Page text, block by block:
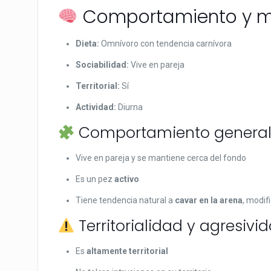
Comportamiento y
Dieta: Omnívoro con tendencia carnívora
Sociabilidad: Vive en pareja
Territorial: Sí
Actividad: Diurna
Comportamiento
Vive en pareja y se mantiene cerca del fondo
Es un pez activo
Tiene tendencia natural a cavar en la arena,
Territorialidad y
Es altamente territorial